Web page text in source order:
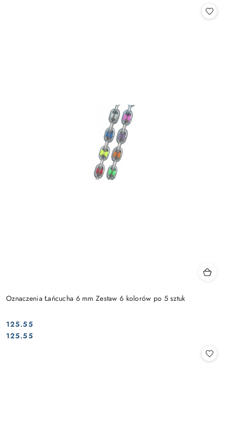
Oznaczenia Łańcucha 6 mm Zestaw 6 kolorów po 5 sztuk
Cena:
125.55
Cena:
125.55